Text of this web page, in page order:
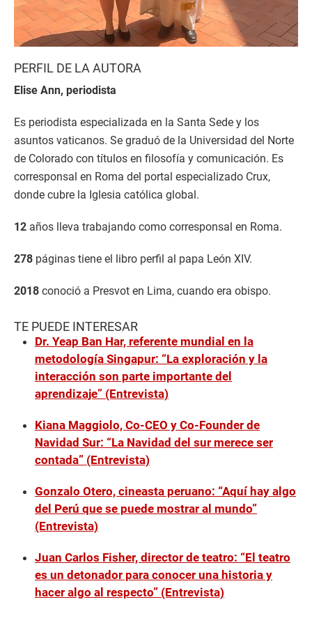
PERFIL DE LA AUTORA
Elise Ann, periodista
Es periodista especializada en la Santa Sede y los
asuntos vaticanos. Se graduó de la Universidad del Norte
de Colorado con títulos en filosofía y comunicación. Es
corresponsal en Roma del portal especializado Crux,
donde cubre la Iglesia católica global.
12 años lleva trabajando como corresponsal en Roma.
278 páginas tiene el libro perfil al papa León XIV.
2018 conoció a Presvot en Lima, cuando era obispo.
TE PUEDE INTERESAR
Dr. Yeap Ban Har, referente mundial en la
metodología Singapur: “La exploración y la
interacción son parte importante del
aprendizaje” (Entrevista)
Kiana Maggiolo, Co-CEO y Co-Founder de
Navidad Sur: “La Navidad del sur merece ser
contada” (Entrevista)
Gonzalo Otero, cineasta peruano: “Aquí hay algo
del Perú que se puede mostrar al mundo”
(Entrevista)
Juan Carlos Fisher, director de teatro: “El teatro
es un detonador para conocer una historia y
hacer algo al respecto” (Entrevista)